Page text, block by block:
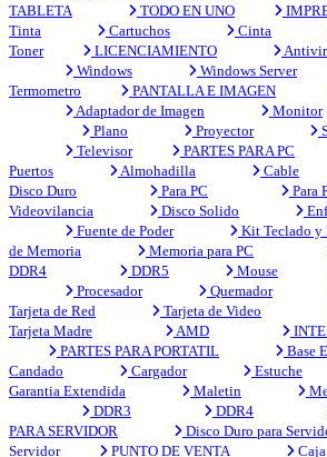
TABLETA
TODO EN UNO
Tinta
Cartuchos Cinta
Toner
LICENCIAMIENTO
Windows
Windows Server
Termometro
PANTALLA E IMAGEN
Adaptador de Imagen
Monitor
Plano
Proyector
Televisor
PARTES PARA PC
Puertos
Almohadilla Cable
Disco Duro
Para PC Para
Videovilancia
Disco Solido
Fuente de Poder
Kit Teclado y
de Memoria
Memoria para PC
DDR4
DDR5 Mouse
Procesador
Quemador
Tarjeta de Red
Tarjeta de Video
Tarjeta Madre
AMD
PARTES PARA PORTATIL
Base
Candado
Cargador Estuche
Garantia Extendida
Maletin
DDR3
DDR4
PARA SERVIDOR
Disco Duro para
Servidor
PUNTO DE VENTA